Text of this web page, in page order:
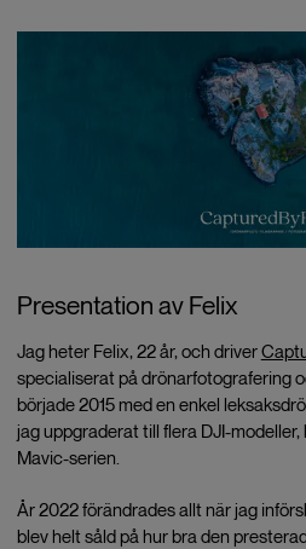
Presentation av Felix
Jag heter Felix, 22 år, och driver
specialiserat på drönarfotografering
började 2015 med en enkel
jag uppgraderat till flera DJI-
Mavic-serien.
År 2022 förändrades allt när jag
blev helt såld på hur bra den